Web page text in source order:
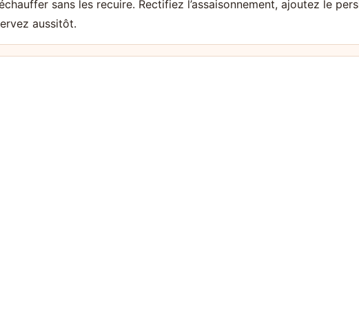
sans les recuire. Rectifiez l’assaisonnement, ajoutez le
aussitôt.